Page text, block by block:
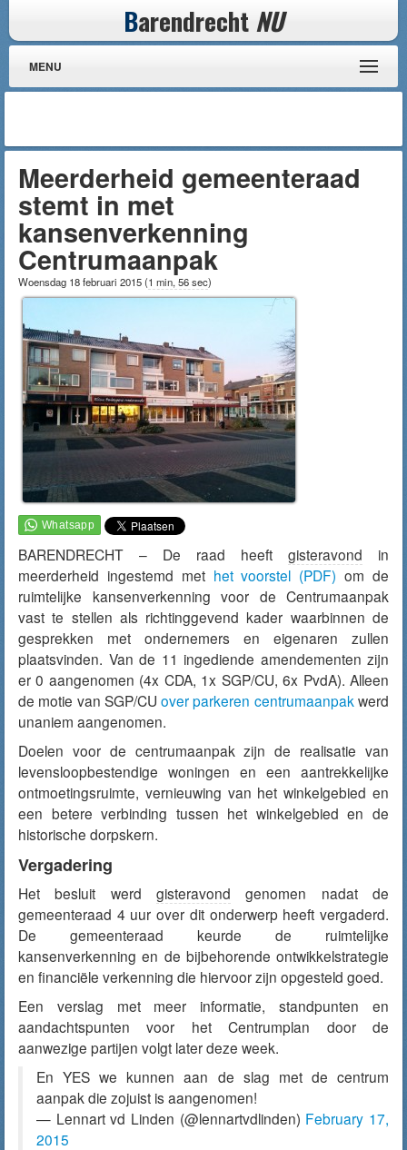
Barendrecht NU
MENU
Meerderheid gemeenteraad
stemt in met
kansenverkenning
Centrumaanpak
Woensdag 18 februari 2015(1 min, 56 sec)
BARENDRECHT – De raad heeft gisteravond in
meerderheid ingestemd met het voorstel (PDF) om de
ruimtelijke kansenverkenning voor de Centrumaanpak
vast te stellen als richtinggevend kader waarbinnen de
gesprekken met ondernemers en eigenaren zullen
plaatsvinden. Van de 11 ingediende amendementen zijn
er 0 aangenomen (4x CDA, 1x SGP/CU, 6x PvdA). Alleen
de motie van SGP/CUover parkeren centrumaanpak werd
unaniem aangenomen.
Doelen voor de centrumaanpak zijn de realisatie van
levensloopbestendige woningen en een aantrekkelijke
ontmoetingsruimte, vernieuwing van het winkelgebied en
een betere verbinding tussen het winkelgebied en de
historische dorpskern.
Vergadering
Het besluit werd gisteravond genomen nadat de
gemeenteraad 4 uur over dit onderwerp heeft vergaderd.
De gemeenteraad keurde de ruimtelijke
kansenverkenning en de bijbehorende ontwikkelstrategie
en financiële verkenning die hiervoor zijn opgesteld goed.
Een verslag met meer informatie, standpunten en
aandachtspunten voor het Centrumplan door de
aanwezige partijen volgt later deze week.
En YES we kunnen aan de slag met de centrum
aanpak die zojuist is aangenomen!
— Lennart vd Linden (@lennartvdlinden) February 17,
2015